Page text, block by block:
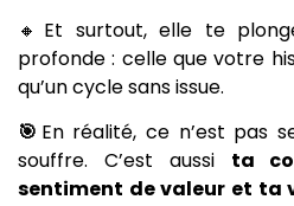
🔸Et surtout, elle te
profonde : celle que votre
qu’un cycle sans issue.
🎯 En réalité, ce n’est pas
souffre. C’est aussi ta
sentiment de valeur et ta